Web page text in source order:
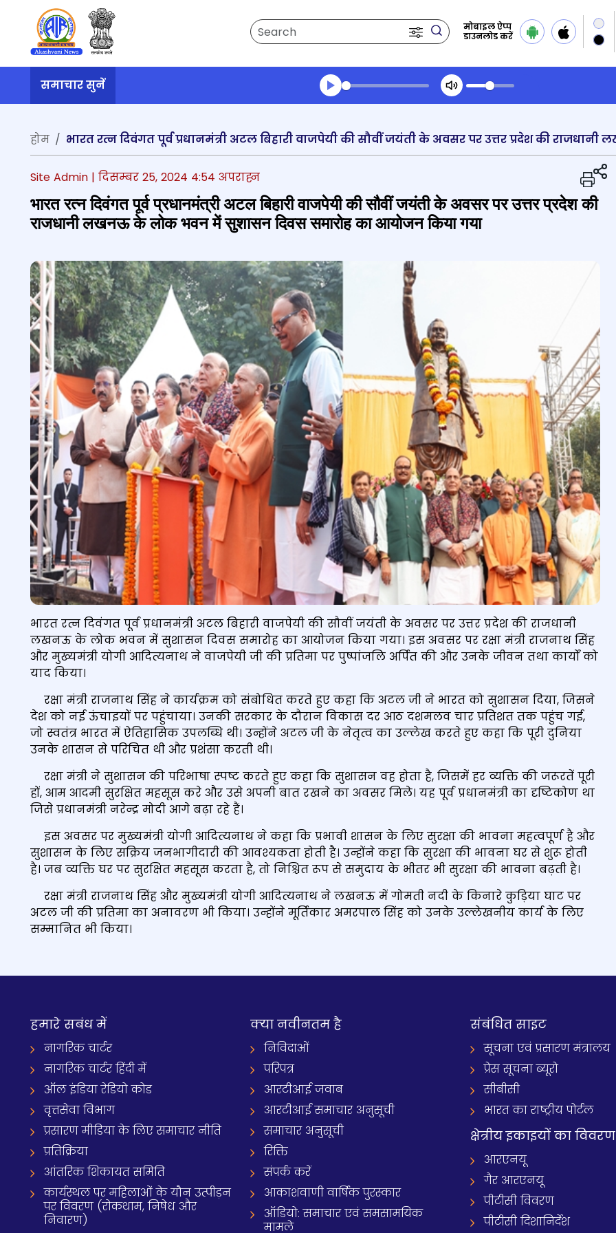
Search
मोबाइल ऐप्प
डाउनलोड करें
समाचार सुनें
Transcript summary
होम
Site Admin | दिसम्बर 25, 2024 4:54 अपराह्न
भारत रत्न दिवंगत पूर्व प्रधानमंत्री अटल बिहारी वाजपेयी की सौवीं जयंती के अवसर पर उत्तर प्रदेश की
राजधानी लखनऊ के लोक भवन में सुशासन दिवस समारोह का आयोजन किया गया
भारत रत्न दिवंगत पूर्व प्रधानमंत्री अटल बिहारी वाजपेयी की सौवीं जयंती के अवसर पर उत्तर प्रदेश की राजधानी
लखनऊ के लोक भवन में सुशासन दिवस समारोह का आयोजन किया गया। इस अवसर पर रक्षा मंत्री राजनाथ सिंह
और मुख्यमंत्री योगी आदित्यनाथ ने वाजपेयी जी की प्रतिमा पर पुष्पांजलि अर्पित की और उनके जीवन तथा कार्यों को
याद किया।
रक्षा मंत्री राजनाथ सिंह ने कार्यक्रम को संबोधित करते हुए कहा कि अटल जी ने भारत को सुशासन दिया, जिसने
देश को नई ऊंचाइयों पर पहुंचाया। उनकी सरकार के दौरान विकास दर आठ दशमलव चार प्रतिशत तक पहुंच गई,
जो स्वतंत्र भारत में ऐतिहासिक उपलब्धि थी। उन्होंने अटल जी के नेतृत्व का उल्लेख करते हुए कहा कि पूरी दुनिया
उनके शासन से परिचित थी और प्रशंसा करती थी।
रक्षा मंत्री ने सुशासन की परिभाषा स्पष्ट करते हुए कहा कि सुशासन वह होता है, जिसमें हर व्यक्ति की जरूरतें पूरी
हों, आम आदमी सुरक्षित महसूस करे और उसे अपनी बात रखने का अवसर मिले। यह पूर्व प्रधानमंत्री का दृष्टिकोण था
जिसे प्रधानमंत्री नरेन्द्र मोदी आगे बढ़ा रहे हैं।
इस अवसर पर मुख्यमंत्री योगी आदित्यनाथ ने कहा कि प्रभावी शासन के लिए सुरक्षा की भावना महत्वपूर्ण है और
सुशासन के लिए सक्रिय जनभागीदारी की आवश्यकता होती है। उन्होंने कहा कि सुरक्षा की भावना घर से शुरू होती
है। जब व्यक्ति घर पर सुरक्षित महसूस करता है, तो निश्चित रूप से समुदाय के भीतर भी सुरक्षा की भावना बढ़ती है।
रक्षा मंत्री राजनाथ सिंह और मुख्यमंत्री योगी आदित्यनाथ ने लखनऊ में गोमती नदी के किनारे कुड़िया घाट पर
अटल जी की प्रतिमा का अनावरण भी किया। उन्होंने मूर्तिकार अमरपाल सिंह को उनके उल्लेखनीय कार्य के लिए
सम्मानित भी किया।
हमारे सबंध में
नागरिक चार्टर
नागरिक चार्टर हिंदी में
ऑल इंडिया रेडियो कोड
वृत्तसेवा विभाग
प्रसारण मीडिया के लिए समाचार नीति
प्रतिक्रिया
आंतरिक शिकायत समिति
कार्यस्थल पर महिलाओं के यौन उत्पीड़न
पर विवरण (रोकथाम, निषेध और
निवारण)
क्‍या नवीनतम है
निविदाओं
परिपत्र
आरटीआई जवाब
आरटीआई समाचार अनुसूची
समाचार अनुसूची
रिक्ति
संपर्क करें
आकाशवाणी वार्षिक पुरस्कार
ऑडियो: समाचार एवं समसामयिक
मामले
संबंधित साइट
सूचना एवं प्रसारण मंत्रालय
प्रेस सूचना ब्यूरो
सीबीसी
भारत का राष्ट्रीय पोर्टल
क्षेत्रीय इकाइयों का विवरण
आरएनयू
गैर आरएनयू
पीटीसी विवरण
पीटीसी दिशानिर्देश